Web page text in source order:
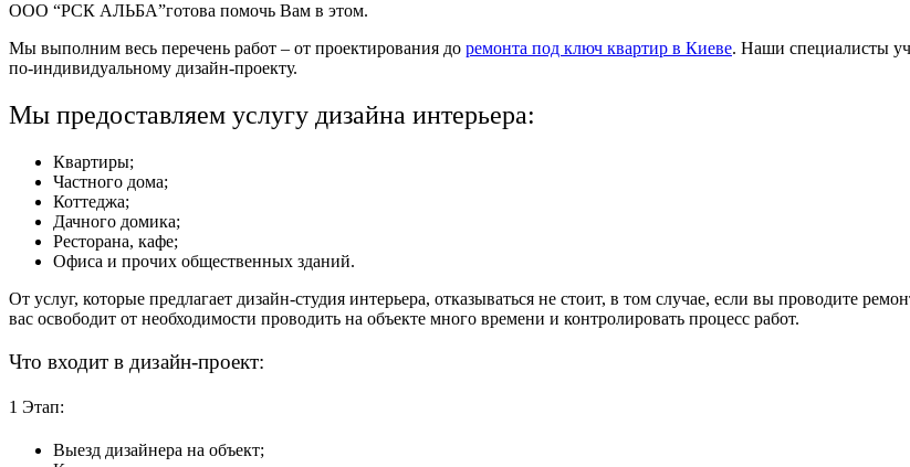
ООО “РСК АЛЬБА”готова помочь Вам в этом.
Мы выполним весь перечень работ – от проектирования до ремонта под ключ квартир в Киеве. Наши специалисты
по-индивидуальному дизайн-проекту.
Мы предоставляем услугу дизайна интерьера:
Квартиры;
Частного дома;
Коттеджа;
Дачного домика;
Ресторана, кафе;
Офиса и прочих общественных зданий.
От услуг, которые предлагает дизайн-студия интерьера, отказываться не стоит, в том случае, если вы проводите
вас освободит от необходимости проводить на объекте много времени и контролировать процесс работ.
Что входит в дизайн-проект:
1 Этап:
Выезд дизайнера на объект;